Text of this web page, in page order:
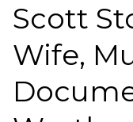
Scott
Wife,